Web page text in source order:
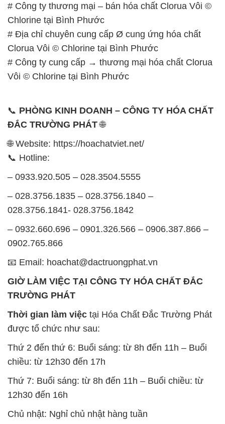
# Công ty thương mại – bán hóa chất Clorua Vôi ©
Chlorine tại Bình Phước
# Địa chỉ chuyên cung cấp Ø cung ứng hóa chất
Clorua Vôi © Chlorine tại Bình Phước
# Công ty cung cấp → thương mại hóa chất Clorua
Vôi © Chlorine tại Bình Phước
📞 PHÒNG KINH DOANH – CÔNG TY HÓA CHẤT
ĐẮC TRƯỜNG PHÁT🌐
🌐 Website: https://hoachatviet.net/
📞 Hotline:
– 0933.920.505 – 028.3504.5555
– 028.3756.1835 – 028.3756.1840 –
028.3756.1841- 028.3756.1842
– 0932.660.696 – 0901.326.566 – 0906.387.866 –
0902.765.866
📧 Email: hoachat@dactruongphat.vn
GIỜ LÀM VIỆC TẠI CÔNG TY HÓA CHẤT ĐẮC
TRƯỜNG PHÁT
Thời gian làm việc tại Hóa Chất Đắc Trường Phát
được tổ chức như sau:
Thứ 2 đến thứ 6: Buổi sáng: từ 8h đến 11h – Buổi
chiều: từ 12h30 đến 17h
Thứ 7: Buổi sáng: từ 8h đến 11h – Buổi chiều: từ
12h30 đến 16h
Chủ nhật: Nghỉ chủ nhật hàng tuần